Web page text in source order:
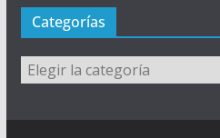
Categorías
Categorías